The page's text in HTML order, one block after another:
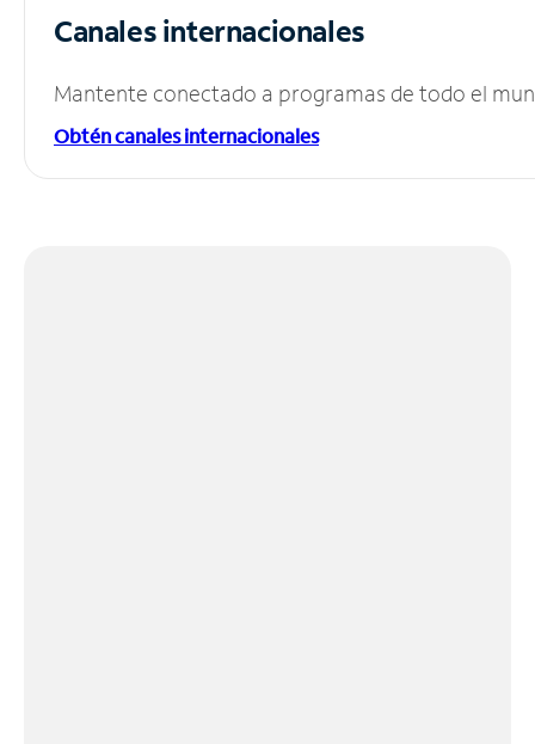
Canales internacionales
Mantente conectado a programas de todo el
Obtén canales internacionales